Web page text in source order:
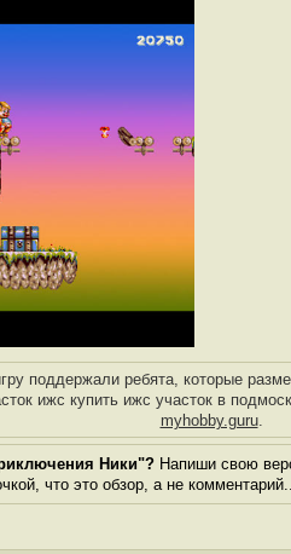
поддержали ребята, которые
ижс купить ижс участок в
myhobby.guru.
Ники"? Напиши свою
что это обзор, а не комментарий..